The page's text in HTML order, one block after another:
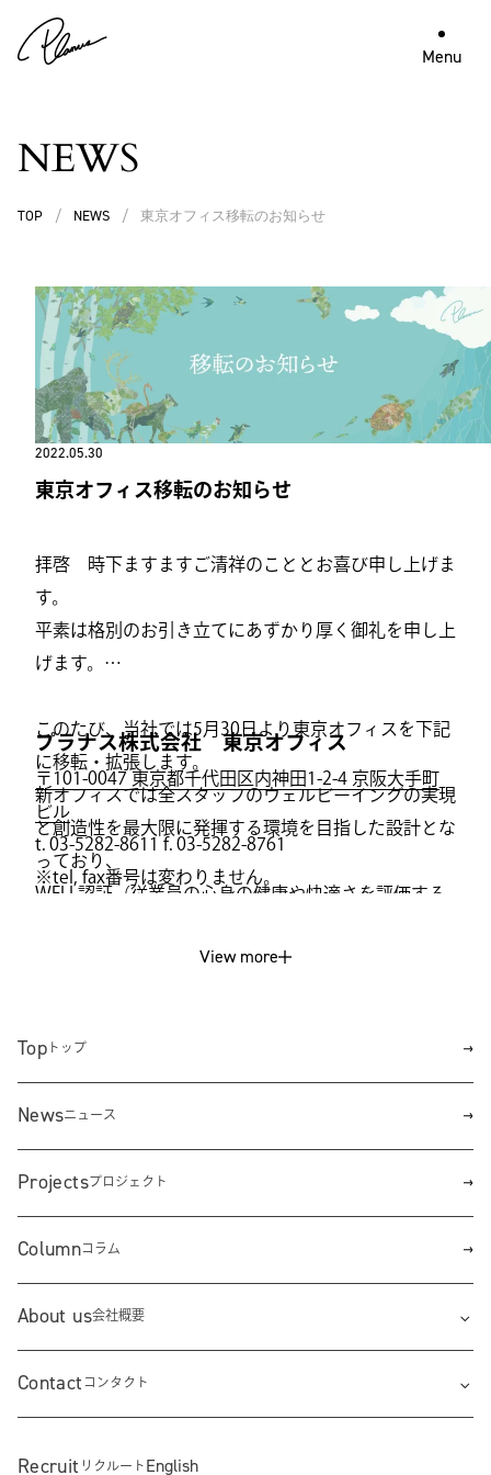
Menu
NEWS
TOP / NEWS / 東京オフィス移転のお知らせ
2022.05.30
東京オフィス移転のお知らせ
拝啓 時下ますますご清祥のこととお喜び申し上げま
す。
平素は格別のお引き立てにあずかり厚く御礼を申し上
げます。
このたび、当社では5月30日より東京オフィスを下記
に移転・拡張します。
新オフィスでは全スタッフのウェルビーイングの実現
と創造性を最大限に発揮する環境を目指した設計とな
っており、
WELL認証（従業員の心身の健康や快適さを評価する
プラナス株式会社 東京オフィス
〒101-0047 東京都千代田区内神田1-2-4 京阪大手町
ビル
t. 03-5282-8611 f. 03-5282-8761
※tel, fax番号は変わりません。
View more
Top トップ
Projectsプロジェクト
About us会社概要
Newsニュース
Columnコラム
Contact コンタクト
Recruit リクルート English